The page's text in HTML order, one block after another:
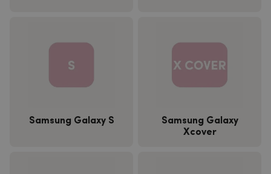
Samsung Galaxy S
Samsung Galaxy
Xcover